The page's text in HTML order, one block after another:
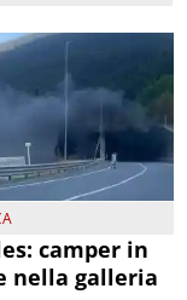
camper in
nella galleria